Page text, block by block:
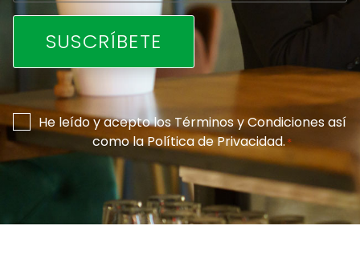
Consentimiento
*
He leído y acepto losTérminos y Condicionesasí
como laPolítica de Privacidad.*